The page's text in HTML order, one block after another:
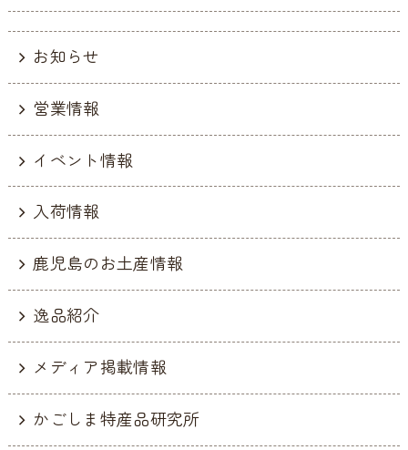
お知らせ
営業情報
イベント情報
入荷情報
鹿児島のお土産情報
逸品紹介
メディア掲載情報
かごしま特産品研究所